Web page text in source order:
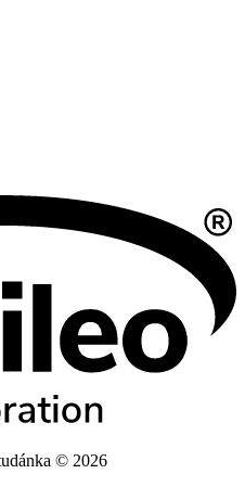
© 2026